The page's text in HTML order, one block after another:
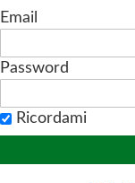
Email
Password
Ricordami